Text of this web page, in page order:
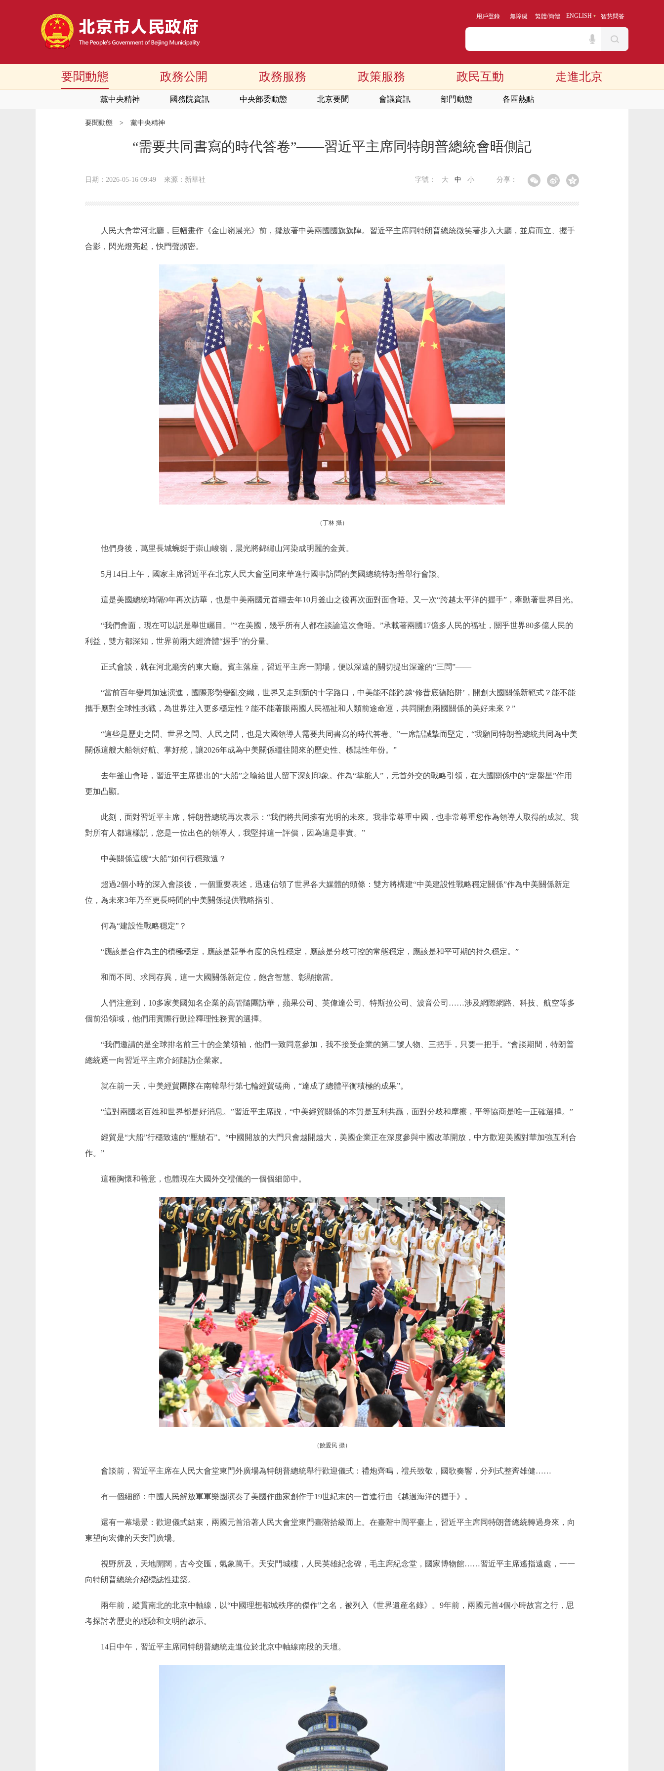
用戶登錄 無障礙 繁體/簡體 ENGLISH 智慧問答
要聞動態
黨中央精神 國務院資訊 中央部委動態 北京要聞 會議資訊 部門動態 各區熱點
政務公開 政務服務 政策服務 政民互動 走進北京
要聞動態 > 黨中央精神
“需要共同書寫的時代答卷”——習近平主席同特朗普總統會晤側記
日期：2026-05-16 09:49 來源：新華社 分享：
字號： 大 中 小
人民大會堂河北廳，巨幅畫作《金山嶺晨光》前，擺放著中美兩國國旗旗陣。習近平主席同特朗普總統微笑著步入大廳，並肩而立、握手
合影，閃光燈亮起，快門聲頻密。
（丁林 攝）
他們身後，萬里長城蜿蜒于崇山峻嶺，晨光將錦繡山河染成明麗的金黃。
5月14日上午，國家主席習近平在北京人民大會堂同來華進行國事訪問的美國總統特朗普舉行會談。
這是美國總統時隔9年再次訪華，也是中美兩國元首繼去年10月釜山之後再次面對面會晤。又一次“跨越太平洋的握手”，牽動著世界目光。
“我們會面，現在可以説是舉世矚目。”“在美國，幾乎所有人都在談論這次會晤。”承載著兩國17億多人民的福祉，關乎世界80多億人民的
利益，雙方都深知，世界前兩大經濟體“握手”的分量。
正式會談，就在河北廳旁的東大廳。賓主落座，習近平主席一開場，便以深遠的關切提出深邃的“三問”——
“當前百年變局加速演進，國際形勢變亂交織，世界又走到新的十字路口，中美能不能跨越‘修昔底德陷阱’，開創大國關係新範式？能不能
攜手應對全球性挑戰，為世界注入更多穩定性？能不能著眼兩國人民福祉和人類前途命運，共同開創兩國關係的美好未來？”
“這些是歷史之問、世界之問、人民之問，也是大國領導人需要共同書寫的時代答卷。”一席話誠摯而堅定，“我願同特朗普總統共同為中美
關係這艘大船領好航、掌好舵，讓2026年成為中美關係繼往開來的歷史性、標誌性年份。”
去年釜山會晤，習近平主席提出的“大船”之喻給世人留下深刻印象。作為“掌舵人”，元首外交的戰略引領，在大國關係中的“定盤星”作用
更加凸顯。
此刻，面對習近平主席，特朗普總統再次表示：“我們將共同擁有光明的未來。我非常尊重中國，也非常尊重您作為領導人取得的成就。我
對所有人都這樣説，您是一位出色的領導人，我堅持這一評價，因為這是事實。”
中美關係這艘“大船”如何行穩致遠？
超過2個小時的深入會談後，一個重要表述，迅速佔領了世界各大媒體的頭條：雙方將構建“中美建設性戰略穩定關係”作為中美關係新定
位，為未來3年乃至更長時間的中美關係提供戰略指引。
何為“建設性戰略穩定”？
“應該是合作為主的積極穩定，應該是競爭有度的良性穩定，應該是分歧可控的常態穩定，應該是和平可期的持久穩定。”
和而不同、求同存異，這一大國關係新定位，飽含智慧、彰顯擔當。
人們注意到，10多家美國知名企業的高管隨團訪華，蘋果公司、英偉達公司、特斯拉公司、波音公司……涉及網際網路、科技、航空等多
個前沿領域，他們用實際行動詮釋理性務實的選擇。
“我們邀請的是全球排名前三十的企業領袖，他們一致同意參加，我不接受企業的第二號人物、三把手，只要一把手。”會談期間，特朗普
總統逐一向習近平主席介紹隨訪企業家。
就在前一天，中美經貿團隊在南韓舉行第七輪經貿磋商，“達成了總體平衡積極的成果”。
“這對兩國老百姓和世界都是好消息。”習近平主席説，“中美經貿關係的本質是互利共贏，面對分歧和摩擦，平等協商是唯一正確選擇。”
經貿是“大船”行穩致遠的“壓艙石”。“中國開放的大門只會越開越大，美國企業正在深度參與中國改革開放，中方歡迎美國對華加強互利合
作。”
這種胸懷和善意，也體現在大國外交禮儀的一個個細節中。
（饒愛民 攝）
會談前，習近平主席在人民大會堂東門外廣場為特朗普總統舉行歡迎儀式：禮炮齊鳴，禮兵致敬，國歌奏響，分列式整齊雄健……
有一個細節：中國人民解放軍軍樂團演奏了美國作曲家創作于19世紀末的一首進行曲《越過海洋的握手》。
還有一幕場景：歡迎儀式結束，兩國元首沿著人民大會堂東門臺階拾級而上。在臺階中間平臺上，習近平主席同特朗普總統轉過身來，向
東望向宏偉的天安門廣場。
視野所及，天地開闊，古今交匯，氣象萬千。天安門城樓，人民英雄紀念碑，毛主席紀念堂，國家博物館……習近平主席遙指遠處，一一
向特朗普總統介紹標誌性建築。
兩年前，縱貫南北的北京中軸線，以“中國理想都城秩序的傑作”之名，被列入《世界遺産名錄》。9年前，兩國元首4個小時故宮之行，思
考探討著歷史的經驗和文明的啟示。
14日中午，習近平主席同特朗普總統走進位於北京中軸線南段的天壇。